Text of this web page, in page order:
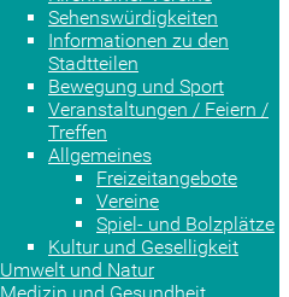
Sehenswürdigkeiten
Informationen zu den
Stadtteilen
Bewegung und Sport
Veranstaltungen / Feiern /
Treffen
Allgemeines
Freizeitangebote
Vereine
Spiel- und Bolzplätze
Kultur und Geselligkeit
Umwelt und Natur